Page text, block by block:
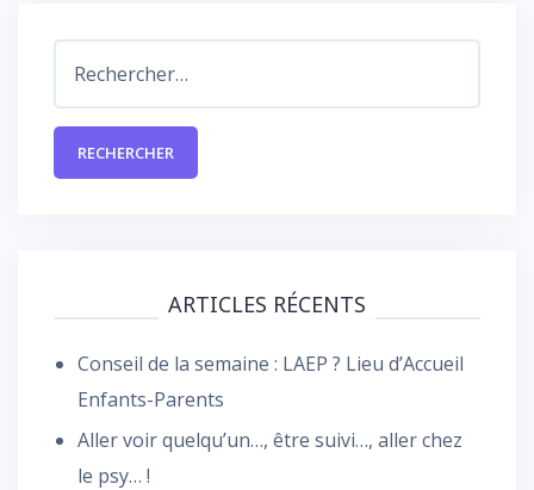
ARTICLES RÉCENTS
Conseil de la semaine : LAEP ? Lieu d’Accueil
Enfants-Parents
Aller voir quelqu’un…, être suivi…, aller chez
le psy… !